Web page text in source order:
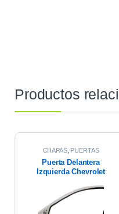
Productos
CHAPAS, PUERTAS
Puerta Delantera
Izquierda Chevrolet